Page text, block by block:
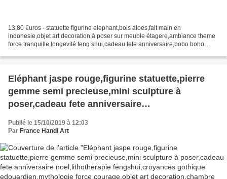
13,80 €uros - statuette figurine elephant,bois aloes,fait main en
indonesie,objet art decoration,à poser sur meuble étagere,ambiance theme
force tranquille,longevité feng shui,cadeau fete anniversaire,bobo boho
Eléphant jaspe rouge,figurine statuette,pierre
gemme semi precieuse,mini sculpture à
poser,cadeau fete anniversaire
edouardien,mythologie force courage,objet art
grammes,42x29m
Publié le 15/10/2019 à 12:03
Par France Handi Art